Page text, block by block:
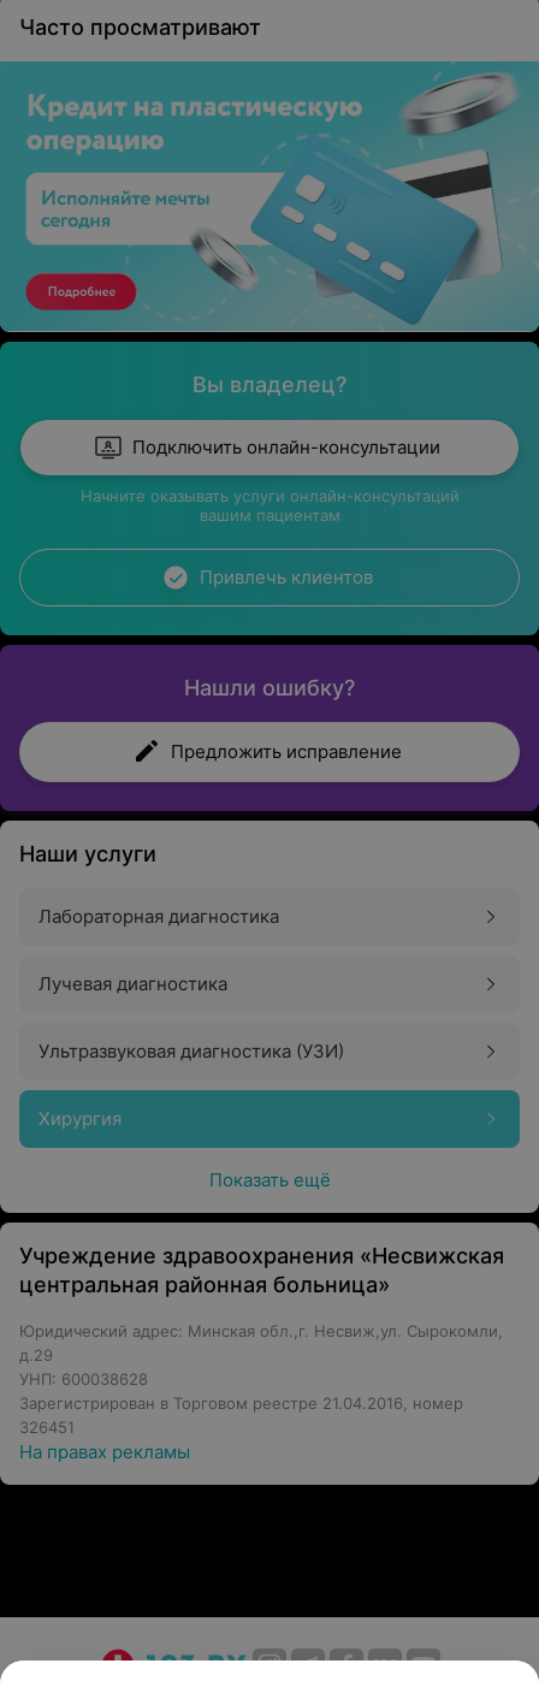
Часто просматривают
Вы владелец?
Подключить онлайн-консультации
Начните оказывать услуги онлайн-консультаций
вашим пациентам
Привлечь клиентов
Нашли ошибку?
Предложить исправление
Наши услуги
Лабораторная диагностика
Лучевая диагностика
Ультразвуковая диагностика (УЗИ)
Хирургия
Показать ещё
Учреждение здравоохранения «Несвижская
центральная районная больница»
Юридический адрес: Минская обл.,г. Несвиж,ул. Сырокомли,
д.29
УНП: 600038628
Зарегистрирован в Торговом реестре 21.04.2016, номер
326451
На правах рекламы